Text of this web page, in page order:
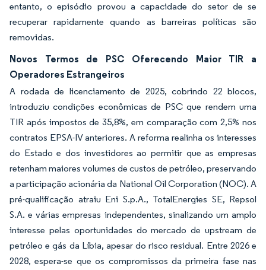
entanto, o episódio provou a capacidade do setor de se
recuperar rapidamente quando as barreiras políticas são
removidas.
Novos Termos de PSC Oferecendo Maior TIR a
Operadores Estrangeiros
A rodada de licenciamento de 2025, cobrindo 22 blocos,
introduziu condições econômicas de PSC que rendem uma
TIR após impostos de 35,8%, em comparação com 2,5% nos
contratos EPSA-IV anteriores. A reforma realinha os interesses
do Estado e dos investidores ao permitir que as empresas
retenham maiores volumes de custos de petróleo, preservando
a participação acionária da National Oil Corporation (NOC). A
pré-qualificação atraiu Eni S.p.A., TotalEnergies SE, Repsol
S.A. e várias empresas independentes, sinalizando um amplo
interesse pelas oportunidades do mercado de upstream de
petróleo e gás da Líbia, apesar do risco residual. Entre 2026 e
2028, espera-se que os compromissos da primeira fase nas